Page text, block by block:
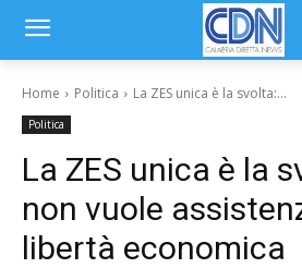
Home Politica La ZES unica è la svolta:...
Politica
La ZES unica è la
non vuole
libertà economica